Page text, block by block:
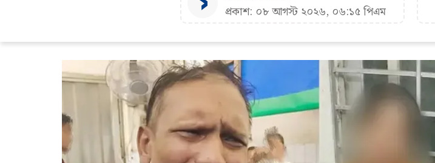
প্রকাশ: ০৮ আগস্ট ২০২৬, ০৬:১৫ পিএম